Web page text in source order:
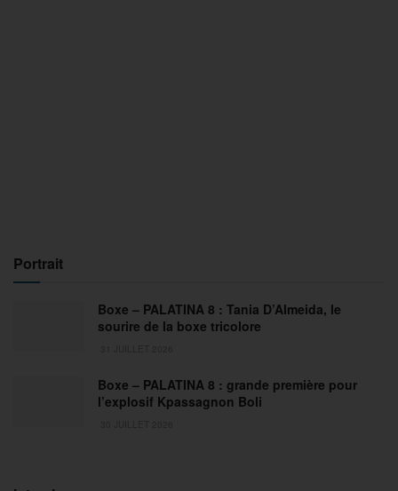
Portrait
Boxe – PALATINA 8 : Tania D’Almeida, le
sourire de la boxe tricolore
Boxe – PALATINA 8 : grande première pour
l’explosif Kpassagnon Boli